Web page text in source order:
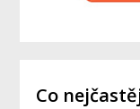
Co